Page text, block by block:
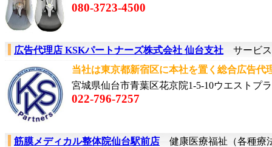
080-3723-4500
広告代理店 KSKパートナーズ株式会社 仙台支社 サービ
当社は東京都新宿区に本社を置く総合広告
宮城県仙台市青葉区花京院1-5-10ウエストプ
022-796-7257
筋膜メディカル整体院仙台駅前店 健康医療福祉（各種療